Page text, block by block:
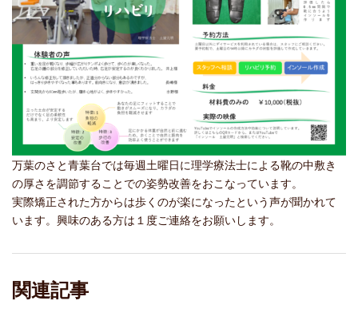
万葉のさと青葉台では毎週土曜日に理学療法士による靴の中敷き
の厚さを調節することでの姿勢改善をおこなっています。
実際矯正された方からは歩くのが楽になったという声が聞かれて
います。興味のある方は１度ご連絡をお願いします。
関連記事